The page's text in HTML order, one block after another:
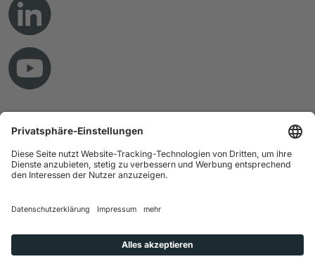
Impressum
Datenschutz
Hinweisgebersystem